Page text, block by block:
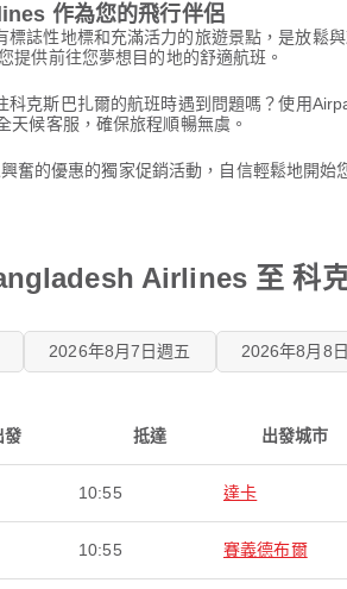
作為您的飛行伴侶
誌性地標和充滿活力的旅遊景點，是放鬆
供前往您夢想目的地的舒適航班。
克斯巴扎爾的航班時遇到問題嗎？使用
候客服，確保旅程順暢無虞。
奮的優惠的獨家促銷活動，自信輕鬆地開始
Airlines 至 科
2026年8月7日週五 2026年8月8
發 抵達 出發城市
10:55 達卡
10:55 賽義德布爾